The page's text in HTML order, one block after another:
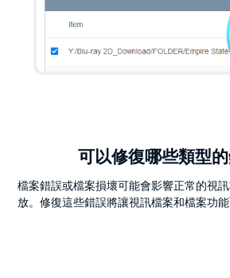
可以修復哪些類型
檔案錯誤或檔案損壞可能會影響正常的視
放。修復這些錯誤將讓視訊檔案和檔案功能